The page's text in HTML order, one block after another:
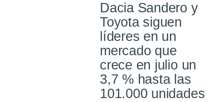
Dacia Sandero y
Toyota siguen
líderes en un
mercado que
crece en julio un
3,7 % hasta las
101.000 unidades